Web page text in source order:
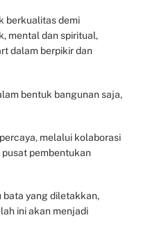
berkualitas demi
mental dan spiritual,
dalam berpikir dan
bentuk bangunan saja,
melalui kolaborasi
pembentukan
bata yang diletakkan,
ini akan menjadi